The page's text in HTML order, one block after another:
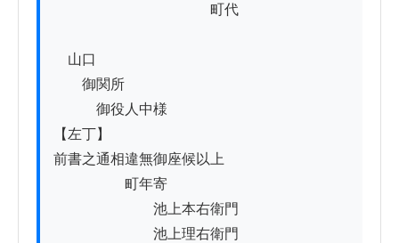
町代
山口
御関所
御役人中様
【左丁】
前書之通相違無御座候以上
町年寄
池上本右衛門
池上理右衛門